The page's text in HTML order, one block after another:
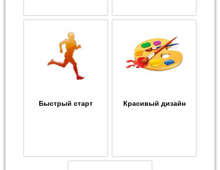
Быстрый старт Красивый дизайн